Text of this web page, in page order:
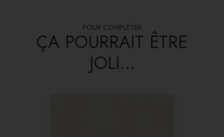
POUR COMPLÉTER
ÇA POURRAIT ÊTRE
JOLI...